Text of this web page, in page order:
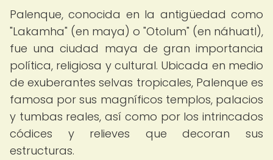
Palenque, conocida en la antigüedad como
"Lakamha" (en maya) o "Otolum" (en náhuatl),
fue una ciudad maya de gran importancia
política, religiosa y cultural. Ubicada en medio
de exuberantes selvas tropicales, Palenque es
famosa por sus magníficos templos, palacios
y tumbas reales, así como por los intrincados
códices y relieves que decoran sus
estructuras.